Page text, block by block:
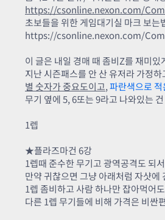
https://csonline.nexon.com/
초보들을 위한 게임대기실 마크 보는
https://csonline.nexon.com/
이 글은 내일 경매 때 좀비Z를 재미
지난 시즌패스를 안 산 유저라 가정하
별 숫자가 중요도이고,파란색으로
무기 옆에 5, 6또는 9라고 나와있는
1렙
★플라즈마건 6강
1렙때 준수한 무기고 광역공격도 되
만약 귀찮으면 그냥 아래처럼 자샷
1렙 좀비하고 사람 하나만 잡아먹어
다른 1렙 무기들에 비해 가격은 비싼